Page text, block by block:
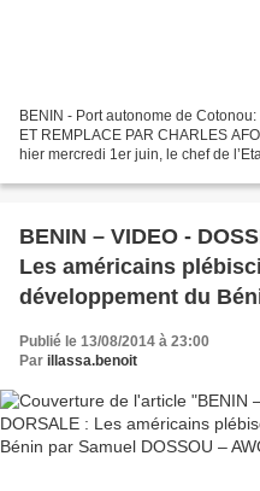
BENIN - Port autonome de
ET REMPLACE PAR CHARLES
hier mercredi 1er juin, le chef de
BENIN – VIDEO -
Les américains
développement du
Publié le 13/08/2014 à 23:00
Par illassa.benoit